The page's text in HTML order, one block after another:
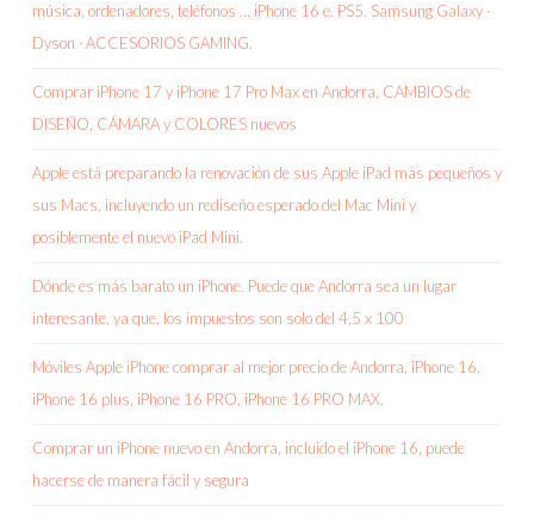
música, ordenadores, teléfonos … iPhone 16 e. PS5. Samsung Galaxy ·
Dyson · ACCESORIOS GAMING.
Comprar iPhone 17 y iPhone 17 Pro Max en Andorra, CAMBIOS de
DISEÑO, CÁMARA y COLORES nuevos
Apple está preparando la renovación de sus Apple iPad más pequeños y
sus Macs, incluyendo un rediseño esperado del Mac Mini y
posiblemente el nuevo iPad Mini.
Dónde es más barato un iPhone. Puede que Andorra sea un lugar
interesante, ya que, los impuestos son solo del 4,5 x 100
Móviles Apple iPhone comprar al mejor precio de Andorra, iPhone 16,
iPhone 16 plus, iPhone 16 PRO, iPhone 16 PRO MAX.
Comprar un iPhone nuevo en Andorra, incluido el iPhone 16, puede
hacerse de manera fácil y segura